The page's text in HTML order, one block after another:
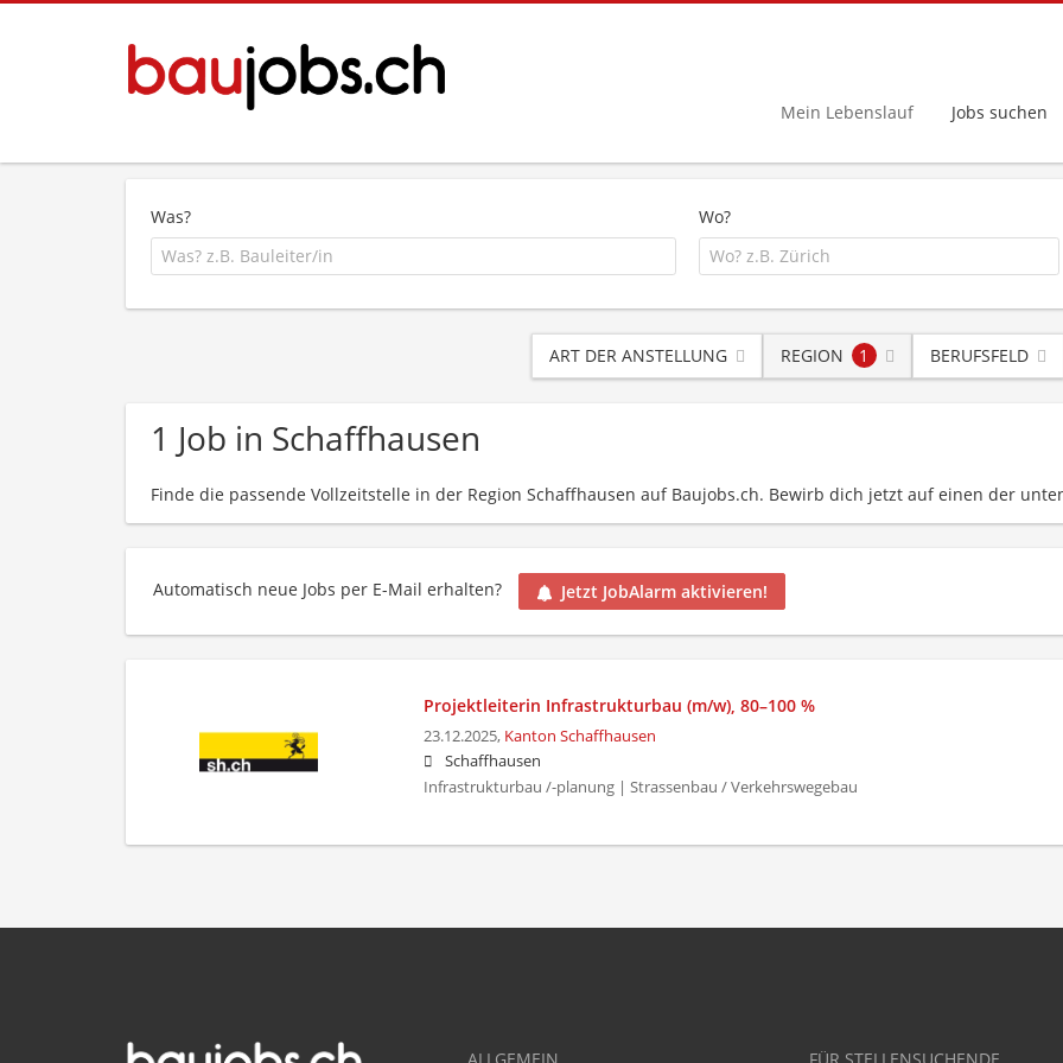
Mein Lebenslauf Jobs suchen
Was? Wo?
ART DER ANSTELLUNG REGION 1 BERUFSFELD
1 Job in Schaffhausen
Finde die passende Vollzeitstelle in der Region Schaffhausen auf Baujobs.ch. Bewirb dich jetzt auf einen der
Automatisch neue Jobs per E-Mail erhalten? Jetzt JobAlarm aktivieren!
Projektleiterin Infrastrukturbau (m/w), 80–100 %
23.12.2025, Kanton Schaffhausen
Schaffhausen
Infrastrukturbau /-planung | Strassenbau / Verkehrswegebau
ALLGEMEIN FÜR STELLENSUCHENDE